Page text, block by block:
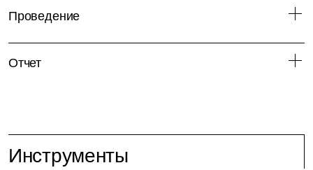
Проведение
Отчет
Инструменты